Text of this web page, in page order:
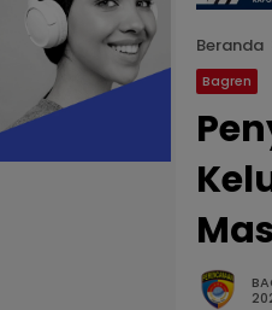
Beranda
Bagren